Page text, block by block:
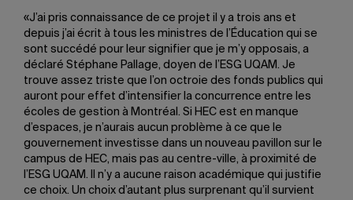
«J’ai pris connaissance de ce projet il y a trois ans et
depuis j’ai écrit à tous les ministres de l’Éducation qui se
sont succédé pour leur signifier que je m’y opposais, a
déclaré Stéphane Pallage, doyen de l’ESG UQAM. Je
trouve assez triste que l’on octroie des fonds publics qui
auront pour effet d’intensifier la concurrence entre les
écoles de gestion à Montréal. Si HEC est en manque
d’espaces, je n’aurais aucun problème à ce que le
gouvernement investisse dans un nouveau pavillon sur le
campus de HEC, mais pas au centre-ville, à proximité de
l’ESG UQAM. Il n’y a aucune raison académique qui justifie
ce choix. Un choix d’autant plus surprenant qu’il survient